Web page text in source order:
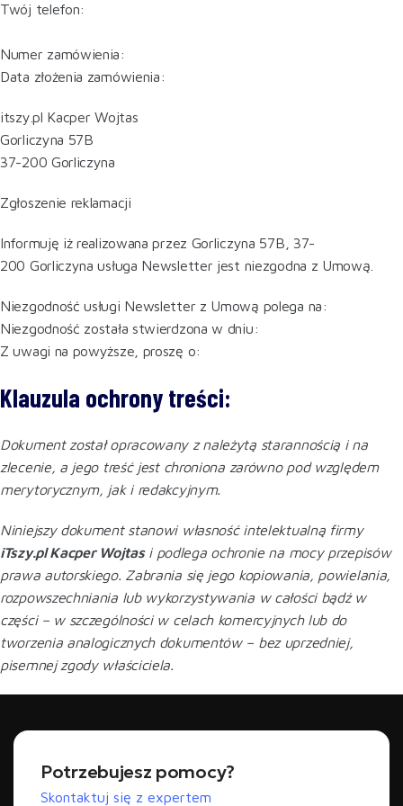
Twój telefon:
Numer zamówienia:
Data złożenia zamówienia:
itszy.pl Kacper Wojtas
Gorliczyna 57B
37-200 Gorliczyna
Zgłoszenie reklamacji
Informuję iż realizowana przez Gorliczyna 57B, 37-
200 Gorliczyna usługa Newsletter jest niezgodna z Umową.
Niezgodność usługi Newsletter z Umową polega na:
Niezgodność została stwierdzona w dniu:
Z uwagi na powyższe, proszę o:
Klauzula ochrony treści:
Dokument został opracowany z należytą starannością i na
zlecenie, a jego treść jest chroniona zarówno pod względem
merytorycznym, jak i redakcyjnym.
Niniejszy dokument stanowi własność intelektualną firmy
iTszy.pl Kacper Wojtasi podlega ochronie na mocy przepisów
prawa autorskiego. Zabrania się jego kopiowania, powielania,
rozpowszechniania lub wykorzystywania w całości bądź w
części – w szczególności w celach komercyjnych lub do
tworzenia analogicznych dokumentów – bez uprzedniej,
pisemnej zgody właściciela.
Potrzebujesz pomocy?
Skontaktuj się z expertem